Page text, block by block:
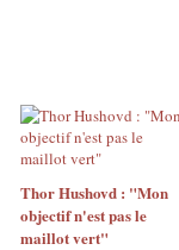
Thor Hushovd : "Mon
objectif n'est pas le
maillot vert"